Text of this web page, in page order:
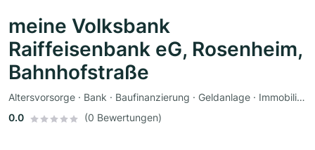
meine Volksbank
Raiffeisenbank eG, Rosenheim,
Bahnhofstraße
Altersvorsorge · Bank · Baufinanzierung · Geldanlage · Immobilienmakler · Kredit · Finanzdienstleister · Versicherung
0.0
(0 Bewertungen)